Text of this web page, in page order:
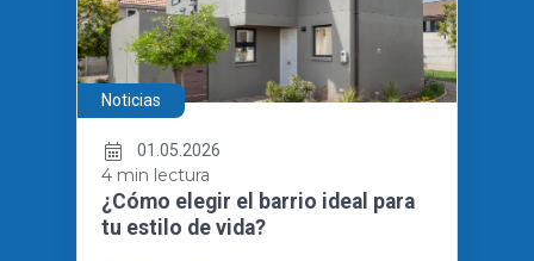
Noticias
01.05.2026
4 min lectura
¿Cómo elegir el barrio ideal para
tu estilo de vida?